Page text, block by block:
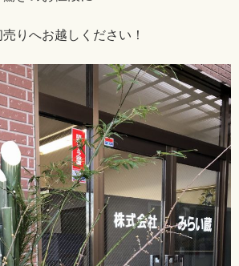
りへお越しください！